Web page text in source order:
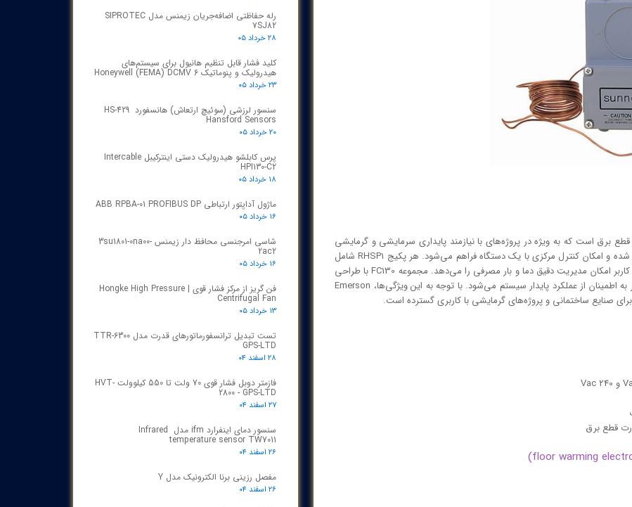
برق است که به ویژه در پروژه‌های با نیازمند پایداری سرمایشی و گرمایشی
حیاتی است. با وجود این سیستم، نصب و پیکربندی ساده‌تر شده و امکان کنترل مرکزی با یک دستگاه فراهم می‌شود. هر پکیج RHSP1 شامل
یک ترموستات کف الکترونیکی و RK-1 Relay Kit است که به کاربر امکان مدیریت دقیق دما و بار مصرفی را می‌دهد. مجموعه FC130 با طراحی
امن برای حفاظت از کابل‌ها در برابر گرمای بیش از حد، منجر به اطمینان از عملکرد پایدار سیستم می‌شود. با توجه به این ویژگی‌ها، Emerson
قطع برق
رله حفاظتی اضافه‌جریان زیمنس مدل SIPROTEC
7SJ82
۲۸ خرداد ۰۵
کلید فشار قابل تنظیم هانیول برای سیستم‌های
هیدرولیک و پنوماتیک Honeywell (FEMA) DCMV 6
۲۳ خرداد ۰۵
سنسور لرزشی (سوئیچ ارتعاش) هانسفورد HS-429
Hansford Sensors
۲۰ خرداد ۰۵
پرس کابلشو هیدرولیک دستی اینترکیبل Intercable
HPI130-C2
۱۸ خرداد ۰۵
ماژول آداپتور ارتباطی ABB RPBA-01 PROFIBUS DP
۱۶ خرداد ۰۵
شاسی امرجنسی محافظ دار زیمنس 3su1801-0na00-
2ac2
۱۶ خرداد ۰۵
فن گریز از مرکز فشار قوی | Hongke High Pressure
Centrifugal Fan
۱۳ خرداد ۰۵
تست تبدیل ترانسفورماتورهای قدرت مدل TTR‑6300
GPS‑LTD
۲۸ اسفند ۰۴
فازمتر دوبل فشار قوی 70 ولت تا 550 کیلوولت HVT-
2800 - GPS-LTD
۲۷ اسفند ۰۴
سنسور دمای اینفرارد ifm مدل Infrared
temperature sensor TW7011
۲۶ اسفند ۰۴
مفصل رزینی برنا الکترونیک مدل Y
۲۶ اسفند ۰۴